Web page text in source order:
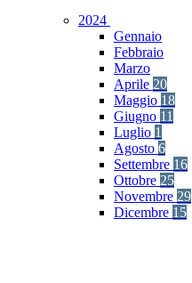
2024
Gennaio
Febbraio
Marzo
Aprile 20
Maggio 18
Giugno 11
Luglio 1
Agosto 6
Settembre 16
Ottobre 25
Novembre 29
Dicembre 15